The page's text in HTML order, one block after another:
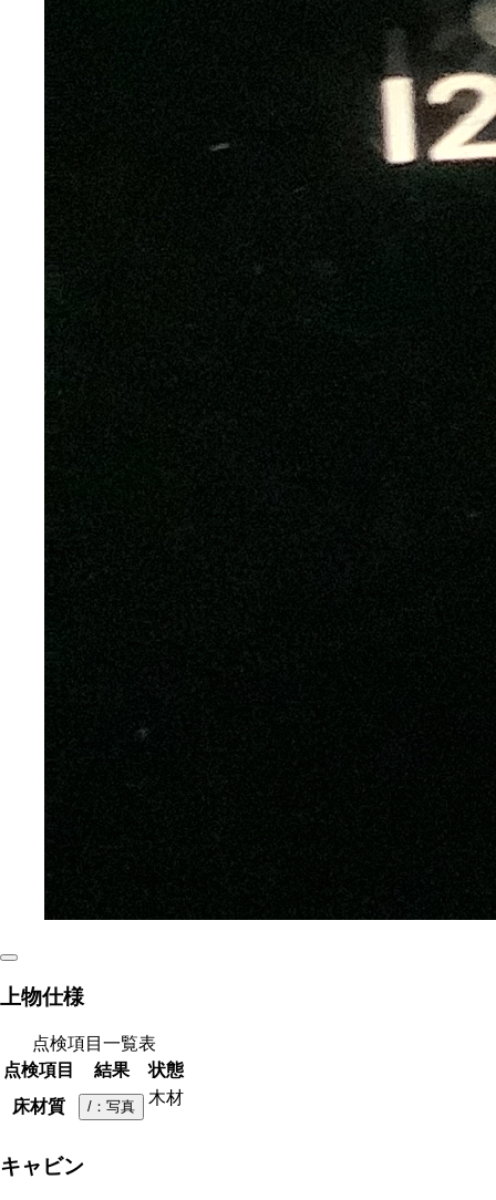
上物仕様
点検項目一覧表
点検項目
結果
状態
床材質
/ ：写真 木材
キャビン